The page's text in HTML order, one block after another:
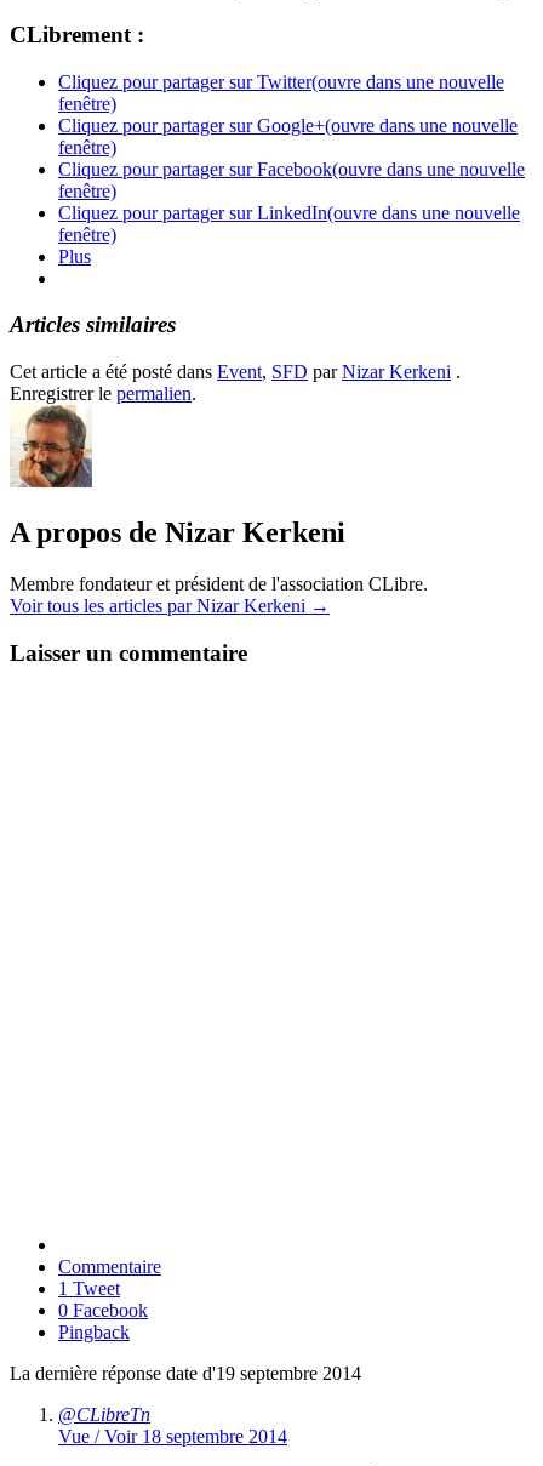
CLibrement :
Cliquez pour partager sur Twitter(ouvre dans une nouvelle
fenêtre)
Cliquez pour partager sur Google+(ouvre dans une nouvelle
fenêtre)
Cliquez pour partager sur Facebook(ouvre dans une nouvelle
fenêtre)
Cliquez pour partager sur LinkedIn(ouvre dans une nouvelle
fenêtre)
Plus
Articles similaires
Cet article a été posté dans Event, SFD parNizar Kerkeni .
Enregistrer le permalien.
A propos de Nizar Kerkeni
Membre fondateur et président de l'association CLibre.
Voir tous les articles par Nizar Kerkeni →
Laisser un commentaire
Commentaire
1 Tweet
0 Facebook
Pingback
La dernière réponse date d'19 septembre 2014
@CLibreTn
Vue / Voir 18 septembre 2014